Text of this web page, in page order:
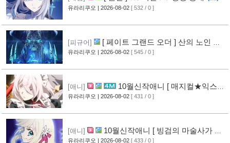
유라리쿠오 | 2026-08-02 [ 532 / 0 ]
[피규어]
[ 페이트 그랜드 오더 ] 산의 노인 신
작 피규어 공개 [16]
유라리쿠오 | 2026-08-02 [ 545 / 0 ]
[애니]
10월신작애니 [ 매지컬★익스플
로러 ] PV 영상 공개 [11]
유라리쿠오 | 2026-08-02 [ 431 / 0 ]
[애니]
10월신작애니 [ 빙검의 마술사가 세
계를 다스린다 ] 2기 PV 영상 공개
유라리쿠오 | 2026-08-02 [ 433 / 0 ]